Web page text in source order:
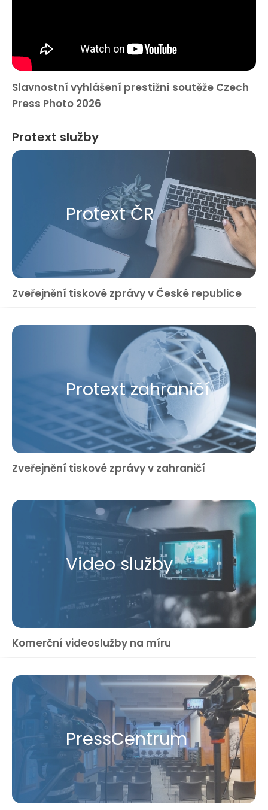
Slavnostní vyhlášení prestižní soutěže Czech
Press Photo 2026
Protext služby
Protext ČR
Zveřejnění tiskové zprávy v České republice
Protext zahraničí
Zveřejnění tiskové zprávy v zahraničí
Video služby
Komerční videoslužby na míru
Press​Centrum